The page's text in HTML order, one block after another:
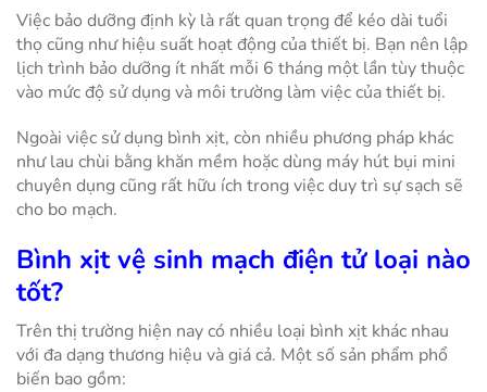
Việc bảo dưỡng định kỳ là rất quan trọng để kéo dài tuổi
thọ cũng như hiệu suất hoạt động của thiết bị. Bạn nên lập
lịch trình bảo dưỡng ít nhất mỗi 6 tháng một lần tùy thuộc
vào mức độ sử dụng và môi trường làm việc của thiết bị.
Ngoài việc sử dụng bình xịt, còn nhiều phương pháp khác
như lau chùi bằng khăn mềm hoặc dùng máy hút bụi mini
chuyên dụng cũng rất hữu ích trong việc duy trì sự sạch sẽ
cho bo mạch.
Bình xịt vệ sinh mạch điện tử loại nào
tốt?
Trên thị trường hiện nay có nhiều loại bình xịt khác nhau
với đa dạng thương hiệu và giá cả. Một số sản phẩm phổ
biến bao gồm: